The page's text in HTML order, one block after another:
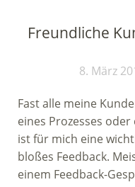
Freundliche
8. März
Fast alle meine
eines Prozesses
ist für mich eine
bloßes Feedback.
einem Feedback-